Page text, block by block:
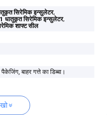
सिरेमिक इन्सुलेटर,
धातुकृत सिरेमिक इन्सुलेटर,
शाफ्ट सील
बाहर गत्ते का डिब्बा।